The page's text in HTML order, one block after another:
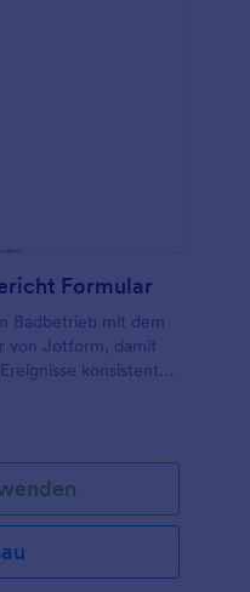
Formular
Badbetrieb mit dem
von Jotform, damit
konsistent